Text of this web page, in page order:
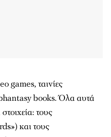
games, ταινίες
books. Όλα αυτά
τους
και τους